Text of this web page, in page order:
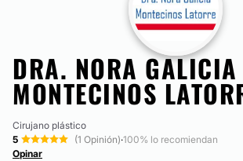
DRA. NORA GALICIA
MONTECINOS
Cirujano plástico
5
(1 Opinión)·100% lo recomiendan
Opinar